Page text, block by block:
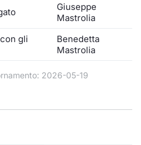
Giuseppe
Mastrolia
gli
Benedetta
Mastrolia
2026-05-19